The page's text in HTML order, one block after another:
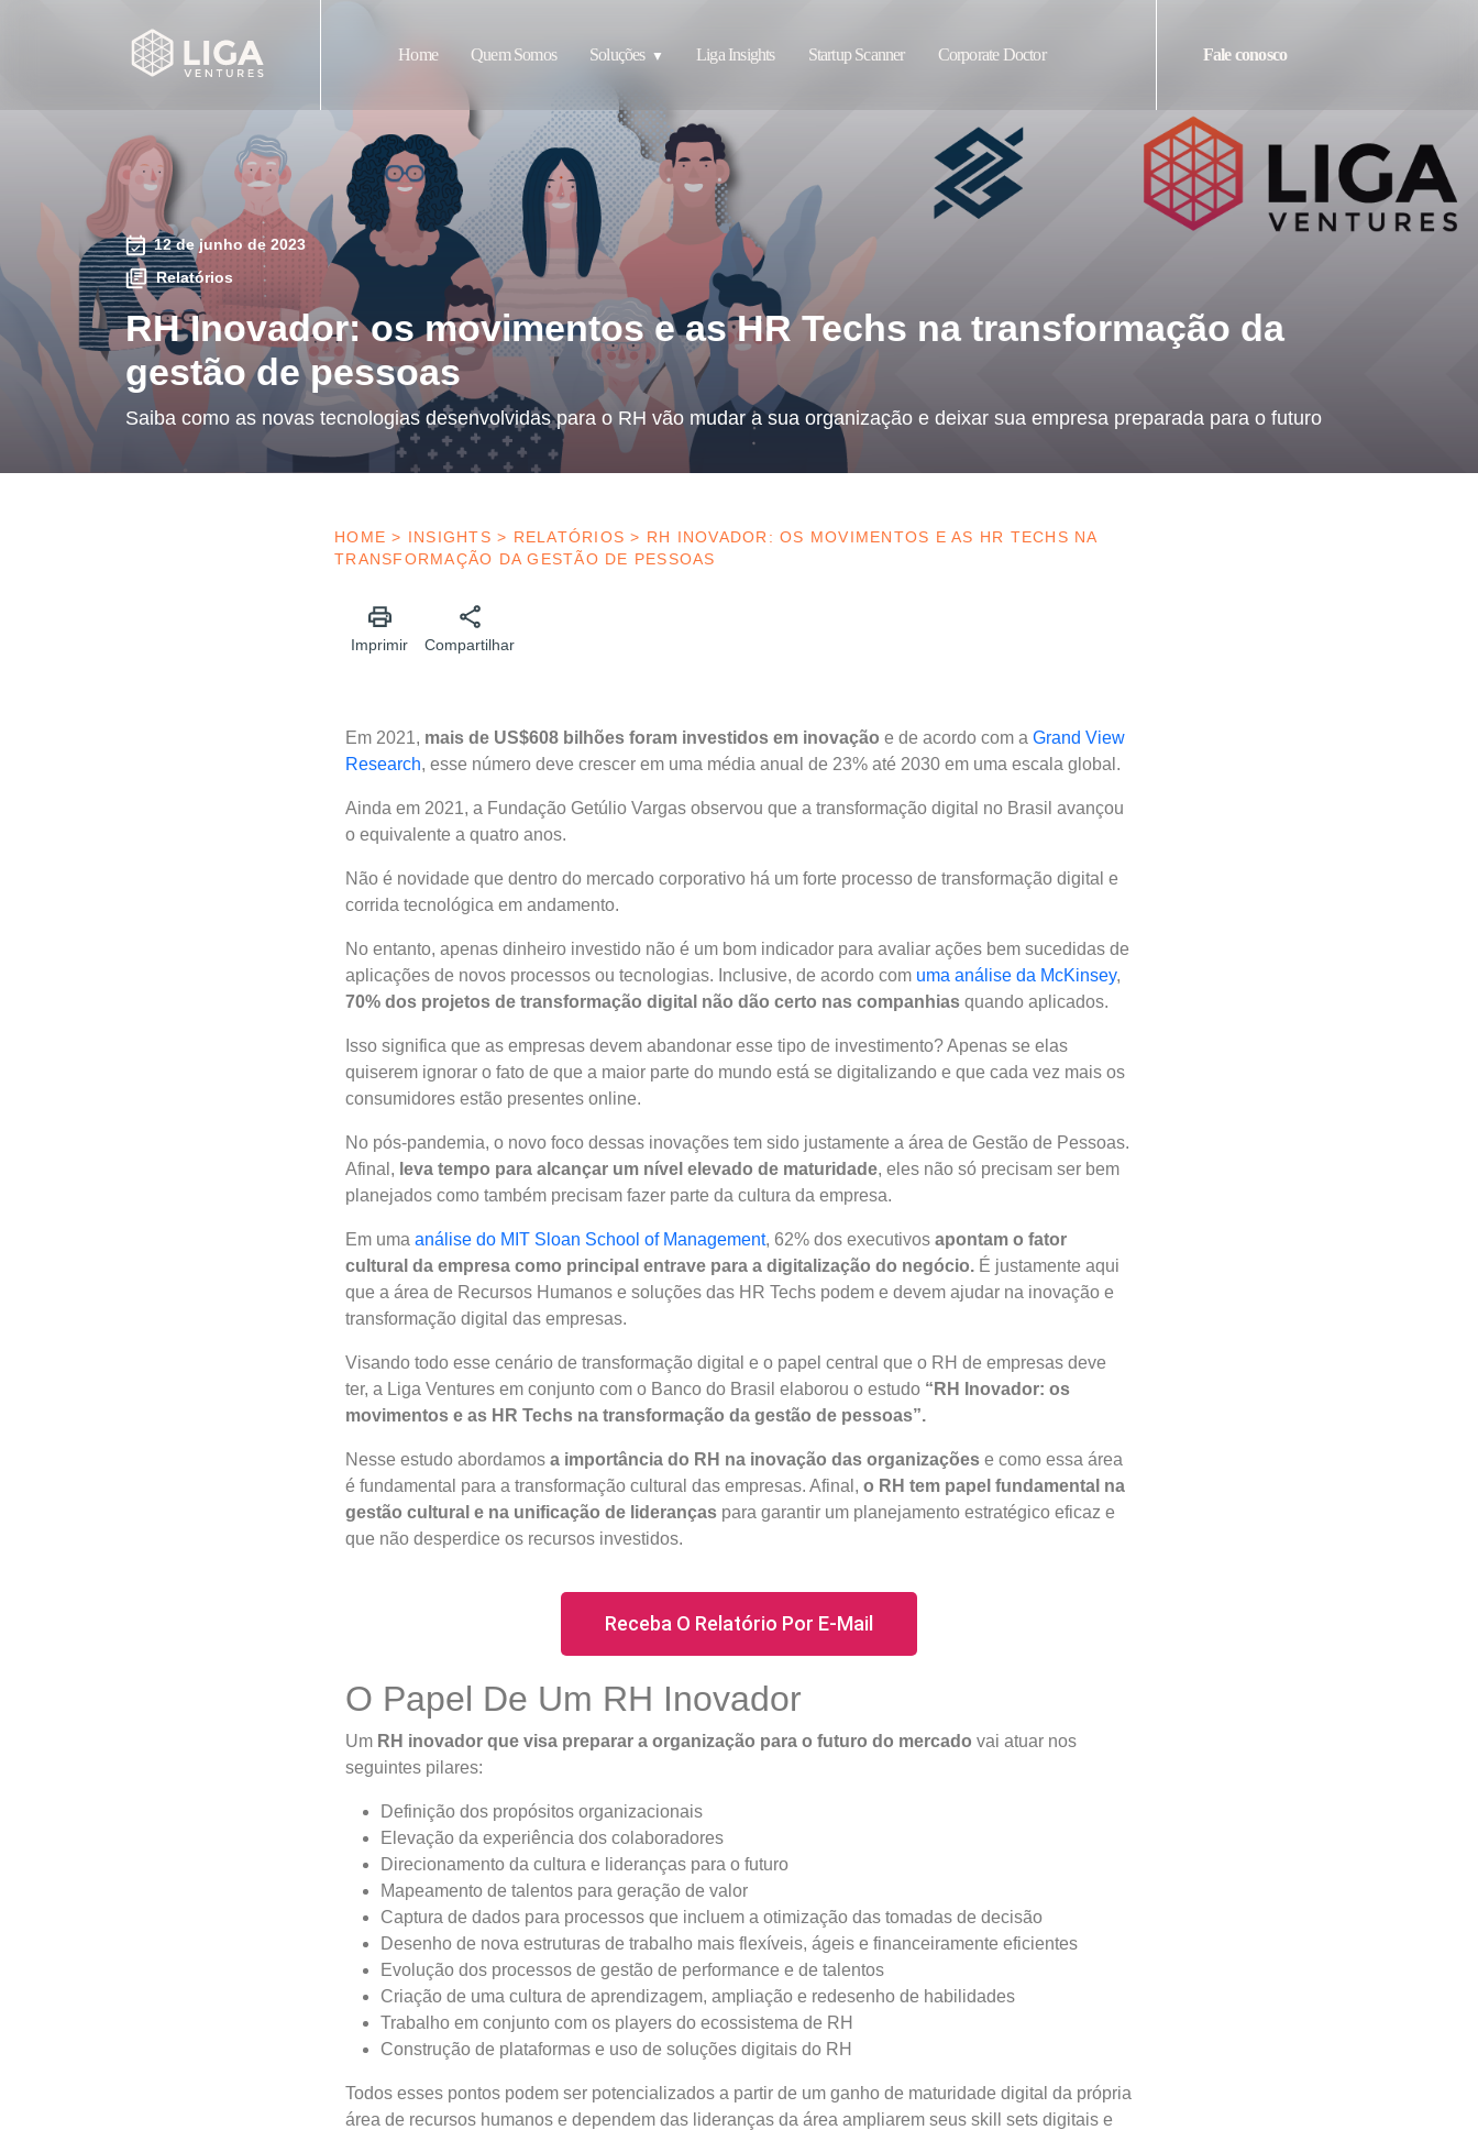
Home Quem Somos Soluções Liga Insights Startup Scanner Corporate Doctor Fale conosco
12 de junho de 2023
Relatórios
RH Inovador: os movimentos e as HR Techs na transformação da
gestão de pessoas
Saiba como as novas tecnologias desenvolvidas para o RH vão mudar a sua organização e deixar sua empresa preparada para o futuro
HOME > INSIGHTS > RELATÓRIOS > RH INOVADOR: OS MOVIMENTOS E AS HR TECHS NA
TRANSFORMAÇÃO DA GESTÃO DE PESSOAS
Imprimir Compartilhar
Em 2021, mais de US$608 bilhões foram investidos em inovação e de acordo com a Grand View
Research, esse número deve crescer em uma média anual de 23% até 2030 em uma escala global.
Ainda em 2021, a Fundação Getúlio Vargas observou que a transformação digital no Brasil avançou
o equivalente a quatro anos.
Não é novidade que dentro do mercado corporativo há um forte processo de transformação digital e
corrida tecnológica em andamento.
No entanto, apenas dinheiro investido não é um bom indicador para avaliar ações bem sucedidas de
aplicações de novos processos ou tecnologias. Inclusive, de acordo com uma análise da McKinsey,
70% dos projetos de transformação digital não dão certo nas companhias quando aplicados.
Isso significa que as empresas devem abandonar esse tipo de investimento? Apenas se elas
quiserem ignorar o fato de que a maior parte do mundo está se digitalizando e que cada vez mais os
consumidores estão presentes online.
No pós-pandemia, o novo foco dessas inovações tem sido justamente a área de Gestão de Pessoas.
Afinal, leva tempo para alcançar um nível elevado de maturidade, eles não só precisam ser bem
planejados como também precisam fazer parte da cultura da empresa.
Em uma análise do MIT Sloan School of Management, 62% dos executivos apontam o fator
cultural da empresa como principal entrave para a digitalização do negócio. É justamente aqui
que a área de Recursos Humanos e soluções das HR Techs podem e devem ajudar na inovação e
transformação digital das empresas.
Visando todo esse cenário de transformação digital e o papel central que o RH de empresas deve
ter, a Liga Ventures em conjunto com o Banco do Brasil elaborou o estudo “RH Inovador: os
movimentos e as HR Techs na transformação da gestão de pessoas”.
Nesse estudo abordamos a importância do RH na inovação das organizações e como essa área
é fundamental para a transformação cultural das empresas. Afinal, o RH tem papel fundamental na
gestão cultural e na unificação de lideranças para garantir um planejamento estratégico eficaz e
que não desperdice os recursos investidos.
Receba O Relatório Por E-Mail
O Papel De Um RH Inovador
Um RH inovador que visa preparar a organização para o futuro do mercado vai atuar nos
seguintes pilares:
Definição dos propósitos organizacionais
Elevação da experiência dos colaboradores
Direcionamento da cultura e lideranças para o futuro
Mapeamento de talentos para geração de valor
Captura de dados para processos que incluem a otimização das tomadas de decisão
Desenho de nova estruturas de trabalho mais flexíveis, ágeis e financeiramente eficientes
Evolução dos processos de gestão de performance e de talentos
Criação de uma cultura de aprendizagem, ampliação e redesenho de habilidades
Trabalho em conjunto com os players do ecossistema de RH
Construção de plataformas e uso de soluções digitais do RH
Todos esses pontos podem ser potencializados a partir de um ganho de maturidade digital da própria
área de recursos humanos e dependem das lideranças da área ampliarem seus skill sets digitais e